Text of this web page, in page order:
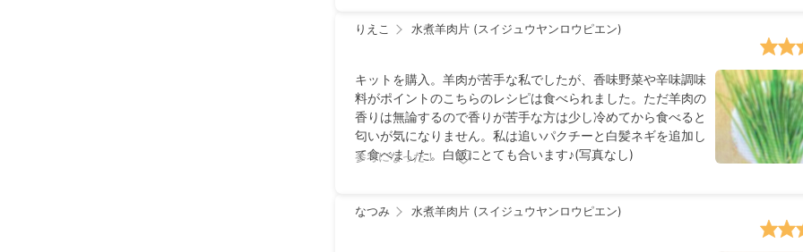
りえこ 水煮羊肉片 (スイジュウヤンロウピエン)
キットを購入。羊肉が苦手な私でしたが、香味野菜や辛味調味
料がポイントのこちらのレシピは食べられました。ただ羊肉の
香りは無論するので香りが苦手な方は少し冷めてから食べると
匂いが気になりません。私は追いパクチーと白髪ネギを追加し
て食べました。白飯にとても合います♪(写真なし)
参考になった！
なつみ 水煮羊肉片 (スイジュウヤンロウピエン)